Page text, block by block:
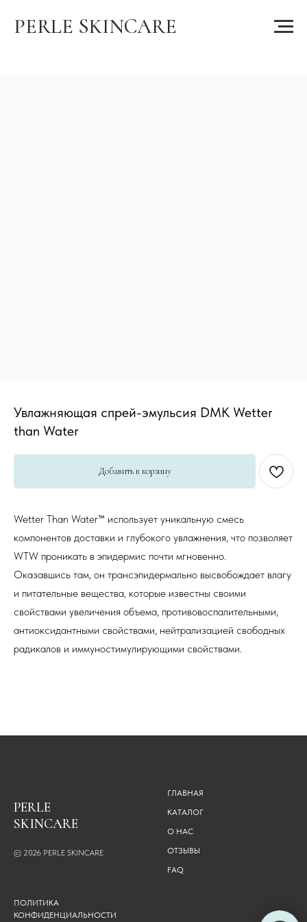
PERLE SKINCARE
Увлажняющая спрей-эмульсия DMK Wetter
than Water
Добавить в корзину
Wetter Than Water™ использует уникальную смесь
компонентов доставки и глубокого увлажнения, что позволяет
WTW проникать в эпидермис почти мгновенно.
Оказавшись там, он трансэпидермально высвобождает влагу
и питательные вещества, которые известны своими
свойствами увеличения объема, противовоспалительными,
антиоксидантными свойствами, нейтрализацией свободных
радикалов и иммуностимулирующими свойствами.
PERLE
SKINCARE
© 2026 PERLE SKINCARE
ГЛАВНАЯ
КАТАЛОГ
О НАС
ОТЗЫВЫ
FAQ
ПОЛИТИКА
КОНФИДЕНЦИАЛЬНОСТИ